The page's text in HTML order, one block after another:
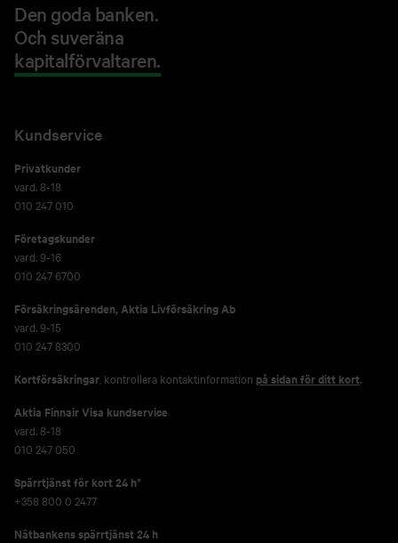
Den goda banken.
Och suveräna
kapitalförvaltaren.
Kundservice
Privatkunder
vard. 8-18
010 247 010
Företagskunder
vard. 9-16
010 247 6700
Försäkringsärenden,Aktia Livförsäkring Ab
vard. 9-15
010 247 8300
Kortförsäkringar , kontrollera kontaktinformation på sidan för ditt kort.
Aktia Finnair Visa kundservice
vard. 8-18
010 247 050
Spärrtjänst för kort 24 h*
+358 800 0 2477
Nätbankens spärrtjänst 24 h